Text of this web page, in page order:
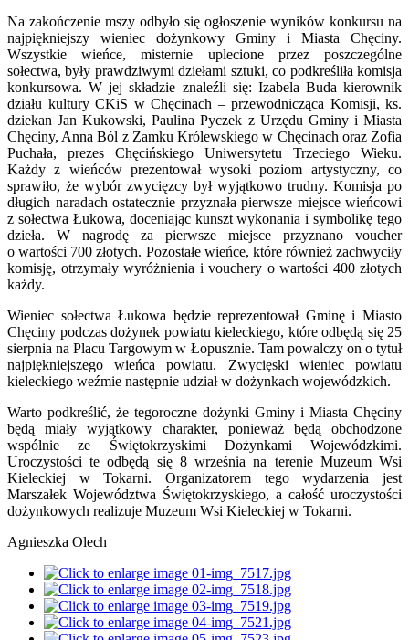
Na zakończenie mszy odbyło się ogłoszenie wyników konkursu na
najpiękniejszy wieniec dożynkowy Gminy i Miasta Chęciny.
Wszystkie wieńce, misternie uplecione przez poszczególne
sołectwa, były prawdziwymi dziełami sztuki, co podkreśliła komisja
konkursowa. W jej składzie znaleźli się: Izabela Buda kierownik
działu kultury CKiS w Chęcinach – przewodnicząca Komisji, ks.
dziekan Jan Kukowski, Paulina Pyczek z Urzędu Gminy i Miasta
Chęciny, Anna Ból z Zamku Królewskiego w Chęcinach oraz Zofia
Puchała, prezes Chęcińskiego Uniwersytetu Trzeciego Wieku.
Każdy z wieńców prezentował wysoki poziom artystyczny, co
sprawiło, że wybór zwycięzcy był wyjątkowo trudny. Komisja po
długich naradach ostatecznie przyznała pierwsze miejsce wieńcowi
z sołectwa Łukowa, doceniając kunszt wykonania i symbolikę tego
dzieła. W nagrodę za pierwsze miejsce przyznano voucher
o wartości 700 złotych. Pozostałe wieńce, które również zachwyciły
komisję, otrzymały wyróżnienia i vouchery o wartości 400 złotych
każdy.
Wieniec sołectwa Łukowa będzie reprezentował Gminę i Miasto
Chęciny podczas dożynek powiatu kieleckiego, które odbędą się 25
sierpnia na Placu Targowym w Łopusznie. Tam powalczy on o tytuł
najpiękniejszego wieńca powiatu. Zwycięski wieniec powiatu
kieleckiego weźmie następnie udział w dożynkach wojewódzkich.
Warto podkreślić, że tegoroczne dożynki Gminy i Miasta Chęciny
będą miały wyjątkowy charakter, ponieważ będą obchodzone
wspólnie ze Świętokrzyskimi Dożynkami Wojewódzkimi.
Uroczystości te odbędą się 8 września na terenie Muzeum Wsi
Kieleckiej w Tokarni. Organizatorem tego wydarzenia jest
Marszałek Województwa Świętokrzyskiego, a całość uroczystości
dożynkowych realizuje Muzeum Wsi Kieleckiej w Tokarni.
Agnieszka Olech